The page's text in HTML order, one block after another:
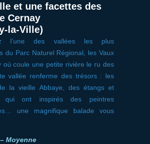
et une facettes des
Cernay
la-Ville)
l’une des vallées les plus
du Parc Naturel Régional, les Vaux
où coule une petite rivière le ru des
vallée renferme des trésors : les
la vieille Abbaye, des étangs et
qui ont inspirés des peintres
une magnifique balade vous
Moyenne